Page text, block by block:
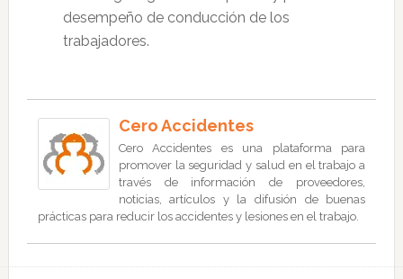
desempeño de conducción de los
trabajadores.
Cero Accidentes
Cero Accidentes es una plataforma para
promover la seguridad y salud en el trabajo a
través de información de proveedores,
noticias, artículos y la difusión de buenas
prácticas para reducir los accidentes y lesiones en el trabajo.